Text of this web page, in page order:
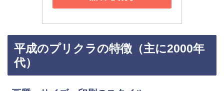
平成のプリクラの特徴（主に2000年
代）